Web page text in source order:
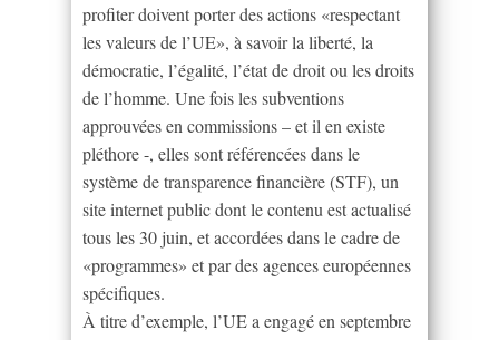
profiter doivent porter des actions «respectant
les valeurs de l’UE», à savoir la liberté, la
démocratie, l’égalité, l’état de droit ou les droits
de l’homme. Une fois les subventions
approuvées en commissions – et il en existe
pléthore -, elles sont référencées dans le
système de transparence financière (STF), un
site internet public dont le contenu est actualisé
tous les 30 juin, et accordées dans le cadre de
«programmes» et par des agences européennes
spécifiques.
À titre d’exemple, l’UE a engagé en septembre